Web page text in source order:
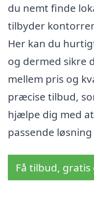
du nemt finde
tilbyder
Her kan du
og dermed sikre
mellem pris og
præcise tilbud,
hjælpe dig med
passende
Få tilbud,